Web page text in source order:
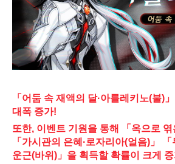
「어둠 속 재액의 달·아를레키노(불)
대폭 증가!
또한, 이벤트 기원을 통해 「옥으로 엮
「가시관의 은혜·로자리아(얼음)」
운근(바위)」을 획득할 확률이 크게